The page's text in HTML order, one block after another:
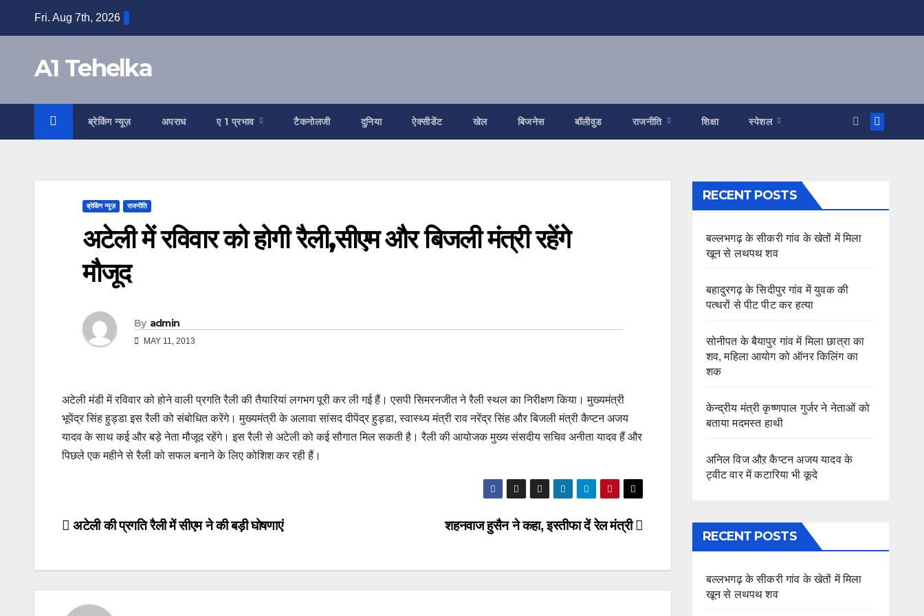
Fri. Aug 7th, 2026
A1 Tehelka
ब्रेकिंग न्यूज़ अपराध ए 1 प्रभाव टैकनोलजी दुनिया ऐक्सीडेंट खेल बिजनेस बॉलीवुड राजनीति शिक्षा स्पेशल
ब्रेकिंग न्यूज़ राजनीति
अटेली में रविवार को होगी रैली,सीएम और बिजली मंत्री रहेंगे
मौजूद
By admin
MAY 11, 2013
अटेली मंडी में रविवार को होने वाली प्रगति रैली की तैयारियां लगभग पूरी कर ली गई हैं। एसपी सिमरनजीत ने रैली स्‍थल का निरीक्षण किया। मुख्‍यमंत्री
भूपेंद्र सिंह हुड्डा इस रैली को संबोधित करेंगे। मुख्‍यमंत्री के अलावा सांसद दीपेंद्र हुड्डा, स्‍वास्‍थ्‍य मंत्री राव नरेंद्र सिंह और बिजली मंत्री कैप्‍टन अजय
यादव के साथ कई और बड़े नेता मौजूद रहेंगे। इस रैली से अटेली को कई सौगात मिल सकती है। रैली की आयोजक मुख्‍य संसदीय सचिव अनीता यादव हैं और
पिछले एक महीने से रैली को सफल बनाने के लिए कोशिश कर रही हैं।
Post
शहनवाज हुसैन ने कहा, इस्तीफा दें रेल मंत्री
अटेली की प्रगति रैली में सीएम ने की बड़ी घोषणाएं
RECENT POSTS
बल्लभगढ़ के सीकरी गांव के खेतों में मिला
खून से लथपथ शव
बहादुरगढ़ के सिदीपुर गांव में युवक की
पत्थरों से पीट पीट कर हत्या
सोनीपत के बैयापुर गांव में मिला छात्रा का
शव, महिला आयोग को ऑनर किलिंग का
शक
केन्द्रीय मंत्री कृष्णपाल गुर्जर ने नेताओं को
बताया मदमस्त हाथी
अनिल विज औऱ कैप्टन अजय यादव के
ट्वीट वार में कटारिया भी कूदे
RECENT POSTS
बल्लभगढ़ के सीकरी गांव के खेतों में मिला
खून से लथपथ शव